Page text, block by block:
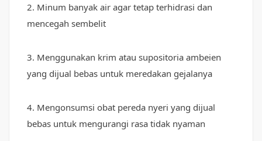
2. Minum banyak air agar tetap terhidrasi dan
mencegah sembelit
3. Menggunakan krim atau supositoria ambeien
yang dijual bebas untuk meredakan gejalanya
4. Mengonsumsi obat pereda nyeri yang dijual
bebas untuk mengurangi rasa tidak nyaman